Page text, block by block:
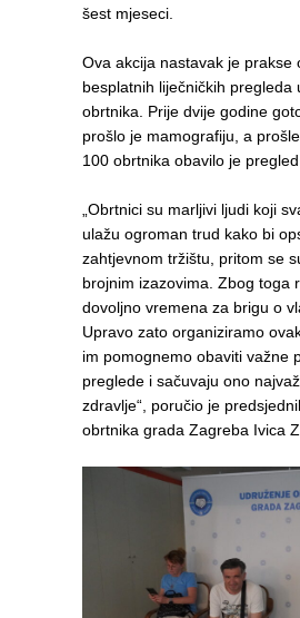
šest mjeseci.
Ova akcija nastavak je prakse
besplatnih liječničkih pregleda
obrtnika. Prije dvije godine
prošlo je mamografiju, a
100 obrtnika obavilo je
„Obrtnici su marljivi ljudi koji
ulažu ogroman trud kako bi
zahtjevnom tržištu, pritom se
brojnim izazovima. Zbog toga
dovoljno vremena za brigu o
Upravo zato organiziramo
im pomognemo obaviti važne
preglede i sačuvaju ono
zdravlje“, poručio je
obrtnika grada Zagreba Ivica